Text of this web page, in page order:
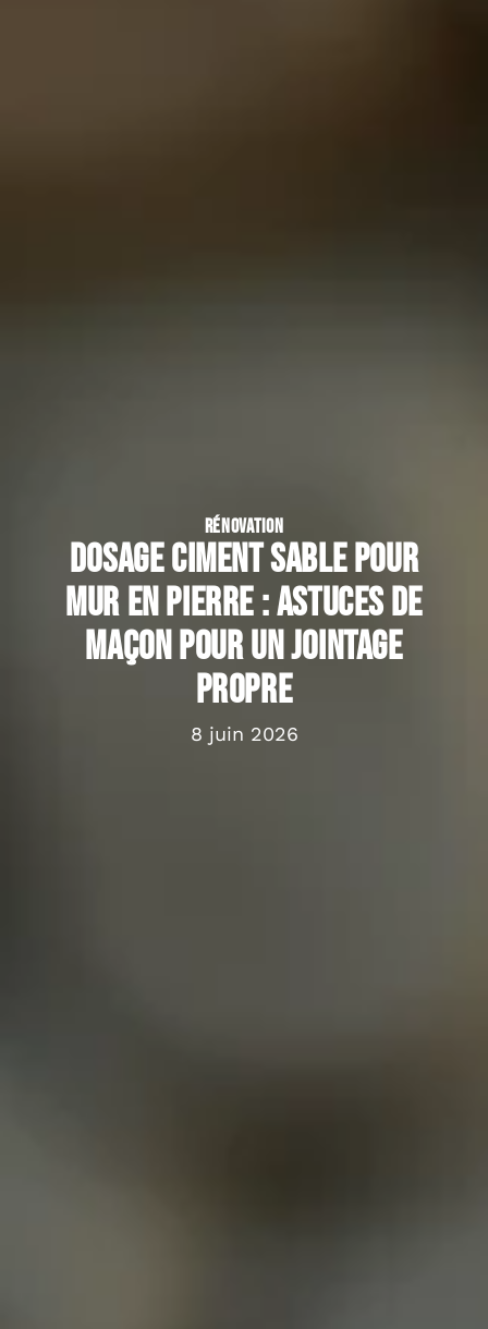
RÉNOVATION
Dosage ciment sable pour
mur en pierre : astuces de
maçon pour un jointage
propre
8 juin 2026